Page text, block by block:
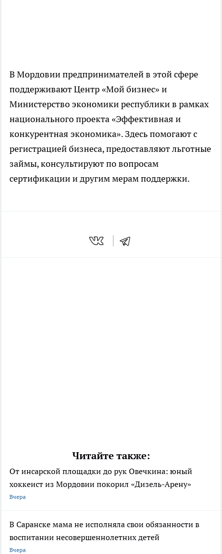
В Мордовии предпринимателей в этой сфере
поддерживают Центр «Мой бизнес» и
Министерство экономики республики в рамках
национального проекта «Эффективная и
конкурентная экономика». Здесь помогают с
регистрацией бизнеса, предоставляют льготные
займы, консультируют по вопросам
сертификации и другим мерам поддержки.
Читайте также:
От инсарской площадки до рук Овечкина: юный
хоккеист из Мордовии покорил «Дизель-Арену»
Вчера
В Саранске мама не исполняла свои обязанности в
воспитании несовершеннолетних детей
Вчера